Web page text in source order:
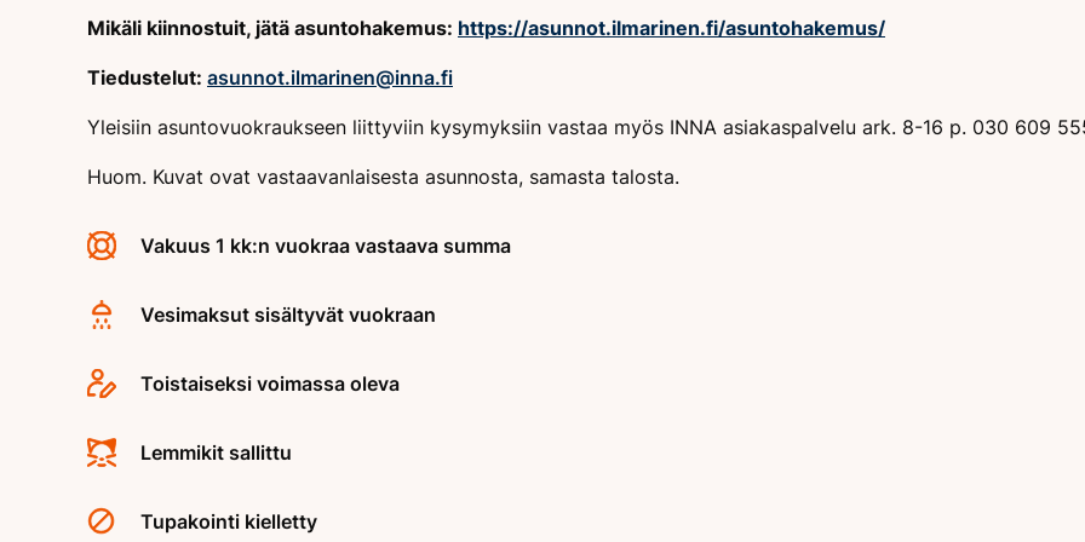
Mikäli kiinnostuit, jätä asuntohakemus: https://asunnot.ilmarinen.fi/asuntohakemus/
Tiedustelut: asunnot.ilmarinen@inna.fi
Yleisiin asuntovuokraukseen liittyviin kysymyksiin vastaa myös INNA asiakaspalvelu ark. 8-16 p. 030 609
Huom. Kuvat ovat vastaavanlaisesta asunnosta, samasta talosta.
Vakuus 1 kk:n vuokraa vastaava summa
Vesimaksut sisältyvät vuokraan
Toistaiseksi voimassa oleva
Lemmikit sallittu
Tupakointi kielletty